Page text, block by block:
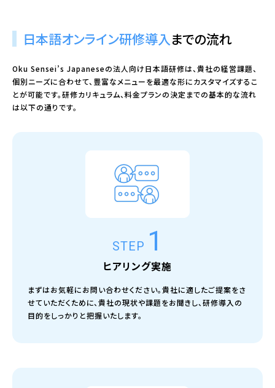
日本語オンライン研修導入 までの流れ
Oku Sensei’s Japaneseの法人向け日本語研修は、貴社の経営課題、
個別ニーズに合わせて、豊富なメニューを最適な形にカスタマイズするこ
とが可能です。研修カリキュラム、料金プランの決定までの基本的な流れ
は以下の通りです。
STEP 1
ヒアリング実施
まずはお気軽にお問い合わせください。貴社に適したご提案をさ
せていただくために、貴社の現状や課題をお聞きし、研修導入の
目的をしっかりと把握いたします。